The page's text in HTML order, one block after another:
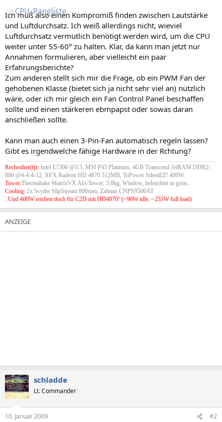
CPU-Rangliste
Ich muß also einen Kompromiß finden zwischen Lautstärke
und Luftdurchsatz. Ich weiß allerdings nicht, wieviel
Luftdurchsatz vermutlich benötigt werden wird, um die CPU
weiter unter 55-60° zu halten. Klar, da kann man jetzt nur
Annahmen formulieren, aber vielleicht ein paar
Erfahrungsberichte?
Zum anderen stellt sich mir die Frage, ob ein PWM Fan der
gehobenen Klasse (bietet sich ja nicht sehr viel an) nützlich
wäre, oder ich mir gleich ein Fan Control Panel beschaffen
sollte und einen stärkeren ebmpapst oder sowas daran
anschließen sollte.
Kann man auch einen 3-Pin-Fan automatisch regeln lassen?
Gibt es irgendwelche fähige Hardware in der Rchtung?
Rechenher(t)z: Intel E7300 @3.3, MSI P45 Platinum, 4GB Transcend JetRAM DDR2-
800 @4-4-4-12, XFX Radeon HD 4870 512MB, ToPower SilentEZ! 400W.
Tower:Thermaltake MatrixVX Alu-Tower, 3.8kg, Window, beleuchtet in grün...
Cooling: 2x Scythe SlipStream 800rpm, Zalman CNPS9500AT
..Und 400W reichen doch für C2D mit HD4870! (~90W idle, ~255W full load)
schladde
Lt. Commander
10. Januar 2009 #2